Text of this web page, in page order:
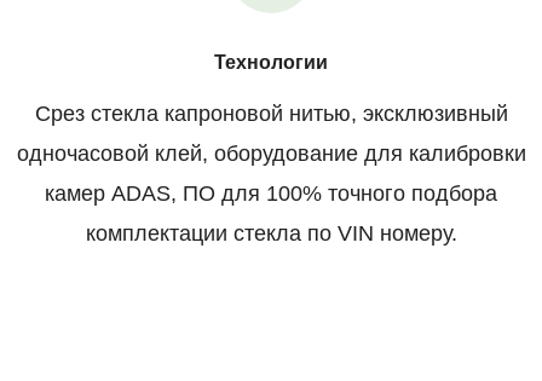
Технологии
Срез стекла капроновой нитью, эксклюзивный
одночасовой клей, оборудование для калибровки
камер ADAS, ПО для 100% точного подбора
комплектации стекла по VIN номеру.